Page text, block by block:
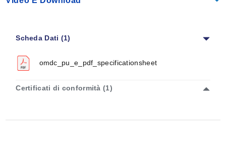
Scheda Dati (1)
omdc_pu_e_pdf_specificationsheet
Certificati di conformità (1)